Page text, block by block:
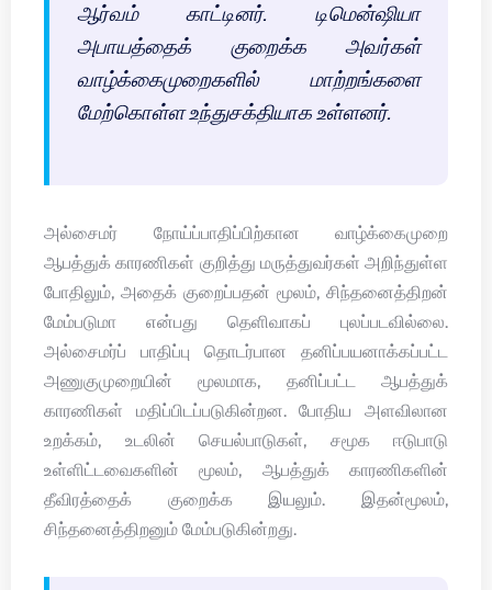
ஆர்வம் காட்டினர். டிமென்ஷியா
அபாயத்தைக் குறைக்க அவர்கள்
வாழ்க்கைமுறைகளில் மாற்றங்களை
மேற்கொள்ள உந்துசக்தியாக உள்ளனர்.
அல்சைமர் நோய்ப்பாதிப்பிற்கான வாழ்க்கைமுறை
ஆபத்துக் காரணிகள் குறித்து மருத்துவர்கள் அறிந்துள்ள
போதிலும், அதைக் குறைப்பதன் மூலம், சிந்தனைத்திறன்
மேம்படுமா என்பது தெளிவாகப் புலப்படவில்லை.
அல்சைமர்ப் பாதிப்பு தொடர்பான தனிப்பயனாக்கப்பட்ட
அணுகுமுறையின் மூலமாக, தனிப்பட்ட ஆபத்துக்
காரணிகள் மதிப்பிடப்படுகின்றன. போதிய அளவிலான
உறக்கம், உடலின் செயல்பாடுகள், சமூக ஈடுபாடு
உள்ளிட்டவைகளின் மூலம், ஆபத்துக் காரணிகளின்
தீவிரத்தைக் குறைக்க இயலும். இதன்மூலம்,
சிந்தனைத்திறனும் மேம்படுகின்றது.